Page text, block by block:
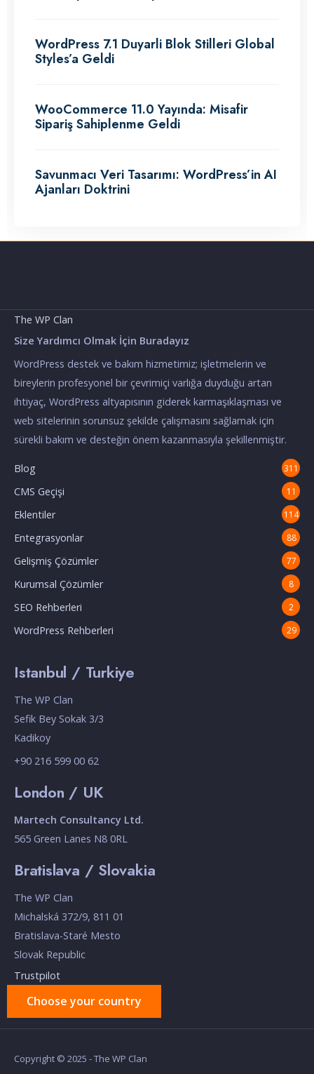
WordPress 7.1 Duyarli Blok Stilleri Global
Styles’a Geldi
WooCommerce 11.0 Yayında: Misafir
Sipariş Sahiplenme Geldi
Savunmacı Veri Tasarımı: WordPress’in AI
Ajanları Doktrini
The WP Clan
Size Yardımcı Olmak İçin Buradayız
WordPress destek ve bakım hizmetimiz; işletmelerin ve
bireylerin profesyonel bir çevrimiçi varlığa duyduğu artan
ihtiyaç, WordPress altyapısının giderek karmaşıklaşması ve
web sitelerinin sorunsuz şekilde çalışmasını sağlamak için
sürekli bakım ve desteğin önem kazanmasıyla şekillenmiştir.
Blog 311
CMS Geçişi 11
Eklentiler 114
Entegrasyonlar 88
Gelişmiş Çözümler 77
Kurumsal Çözümler 8
SEO Rehberleri 2
WordPress Rehberleri 29
Istanbul / Turkiye
The WP Clan
Sefik Bey Sokak 3/3
Kadikoy
+90 216 599 00 62
London / UK
Martech Consultancy Ltd.
565 Green Lanes N8 0RL
Bratislava / Slovakia
The WP Clan
Michalská 372/9, 811 01
Bratislava-Staré Mesto
Slovak Republic
Trustpilot
Choose your country
Copyright © 2025 - The WP Clan